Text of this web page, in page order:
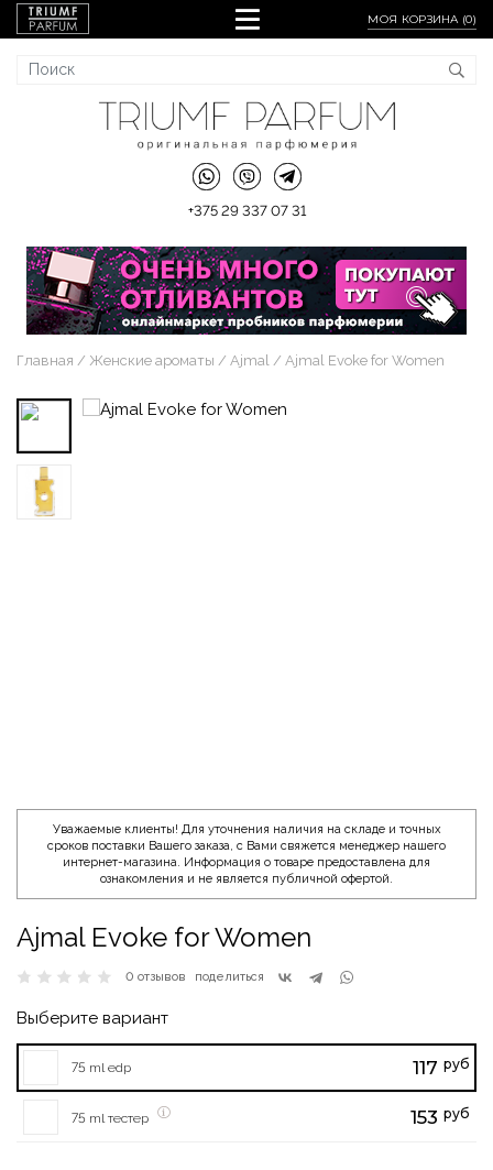
МОЯ КОРЗИНА (0)
+375 29 337 07 31
Главная Женские ароматы Ajmal Ajmal Evoke for Women
Уважаемые клиенты! Для уточнения наличия на складе и точных
сроков поставки Вашего заказа, с Вами свяжется менеджер нашего
интернет-магазина. Информация о товаре предоставлена для
ознакомления и не является публичной офертой.
Ajmal Evoke for Women
0 отзывов поделиться
Выберите вариант
75 ml edp 117 руб
75 ml тестер 153 руб